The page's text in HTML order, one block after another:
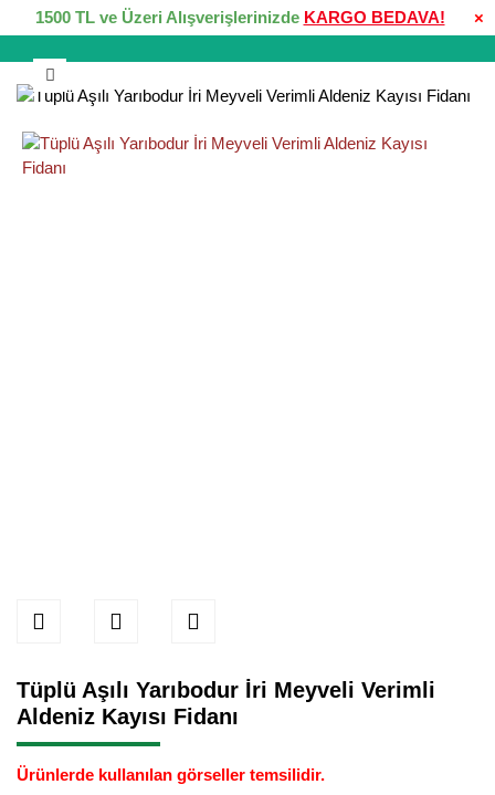
×
1500 TL ve Üzeri Alışverişlerinizde KARGO BEDAVA!
Tüplü Aşılı Yarıbodur İri Meyveli Verimli
Aldeniz Kayısı Fidanı
Ürünlerde kullanılan görseller temsilidir.